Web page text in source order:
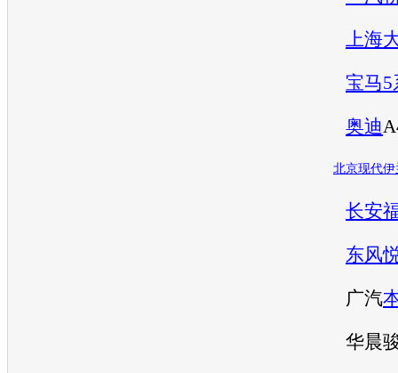
上海
宝马5
奥迪
北京现代伊
长安
东风
广汽
华晨